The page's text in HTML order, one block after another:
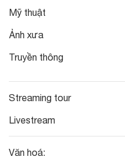
Mỹ thuật
Ảnh xưa
Truyền thông
Streaming tour
Livestream
Văn hoá: